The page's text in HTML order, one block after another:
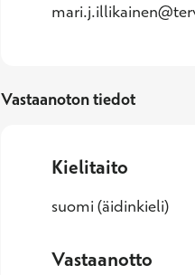
Vastaanoton tiedot
Kielitaito
suomi (äidinkieli)
Vastaanotto